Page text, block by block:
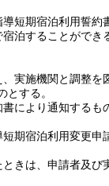
短期宿泊利用誓約
泊することができ
実施機関と調整を
する。
により通知するも
期宿泊利用変更申
きは、申請者及び